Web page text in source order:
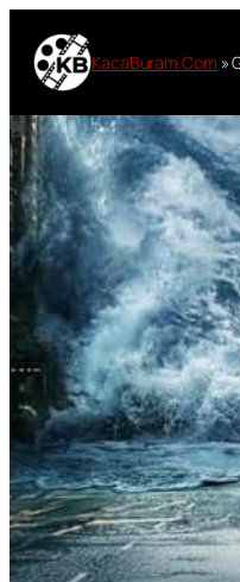
konten
KacaBuram.Com »
23